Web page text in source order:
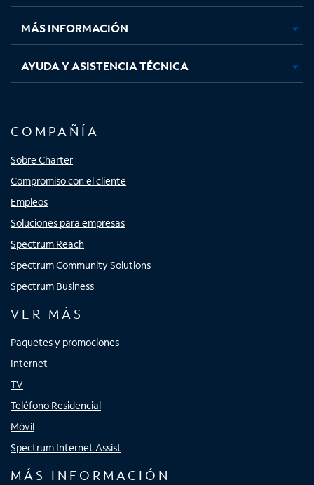
nuevanuevanuevanueva
MÁS INFORMACIÓN
AYUDA Y ASISTENCIA TÉCNICA
COMPAÑÍA
Sobre Charter
Compromiso con el cliente
Empleos
Soluciones para empresas
Spectrum Reach
Spectrum Community Solutions
Spectrum Business
VER MÁS
Paquetes y promociones
Internet
TV
Teléfono Residencial
Móvil
Spectrum Internet Assist
MÁS INFORMACIÓN